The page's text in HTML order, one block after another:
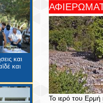
και
και
Το ιερό του Ερμή